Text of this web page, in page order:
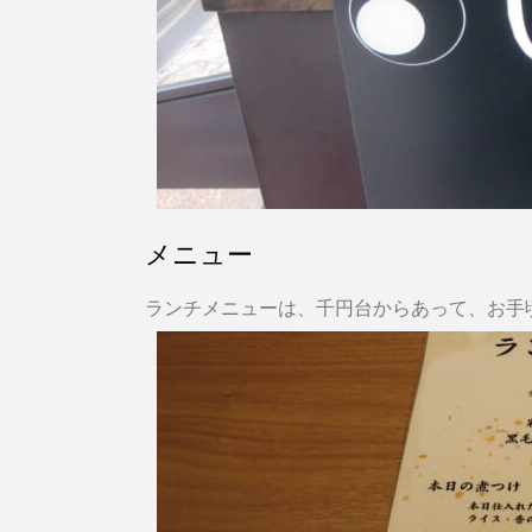
メニュー
ランチメニューは、千円台からあって、お手